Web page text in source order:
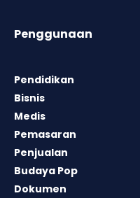
Penggunaan
Pendidikan
Bisnis
Medis
Pemasaran
Penjualan
Budaya Pop
Dokumen